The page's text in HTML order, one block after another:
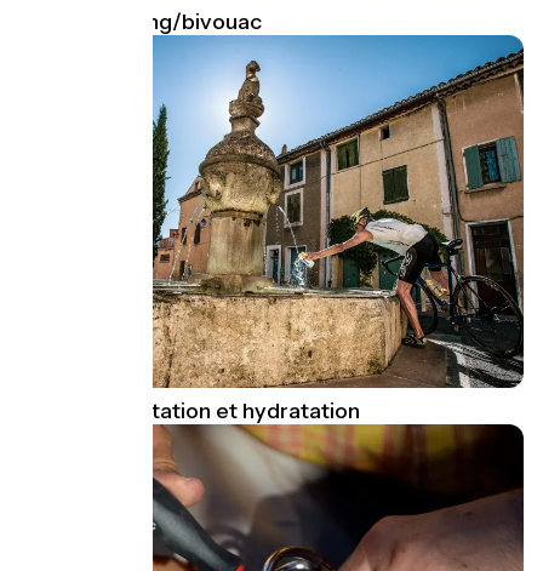
Guide camping/bivouac
Guide alimentation et hydratation